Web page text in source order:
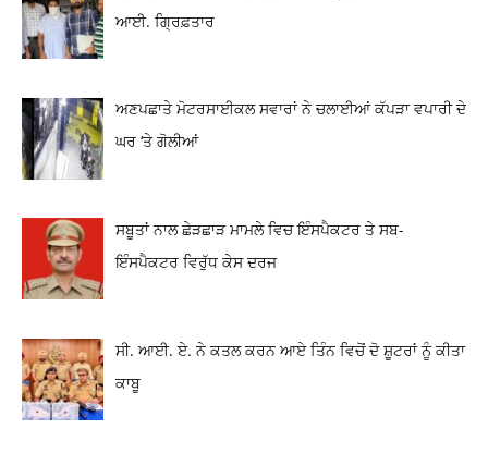
ਆਈ. ਗ੍ਰਿਫ਼ਤਾਰ
ਅਣਪਛਾਤੇ ਮੋਟਰਸਾਈਕਲ ਸਵਾਰਾਂ ਨੇ ਚਲਾਈਆਂ ਕੱਪੜਾ ਵਪਾਰੀ ਦੇ
ਘਰ ‘ਤੇ ਗੋਲੀਆਂ
ਸਬੂਤਾਂ ਨਾਲ ਛੇੜਛਾੜ ਮਾਮਲੇ ਵਿਚ ਇੰਸਪੈਕਟਰ ਤੇ ਸਬ-
ਇੰਸਪੈਕਟਰ ਵਿਰੁੱਧ ਕੇਸ ਦਰਜ
ਸੀ. ਆਈ. ਏ. ਨੇ ਕਤਲ ਕਰਨ ਆਏ ਤਿੰਨ ਵਿਚੋਂ ਦੋ ਸ਼ੂਟਰਾਂ ਨੂੰ ਕੀਤਾ
ਕਾਬੂ